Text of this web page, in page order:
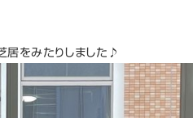
居をみたりしました♪